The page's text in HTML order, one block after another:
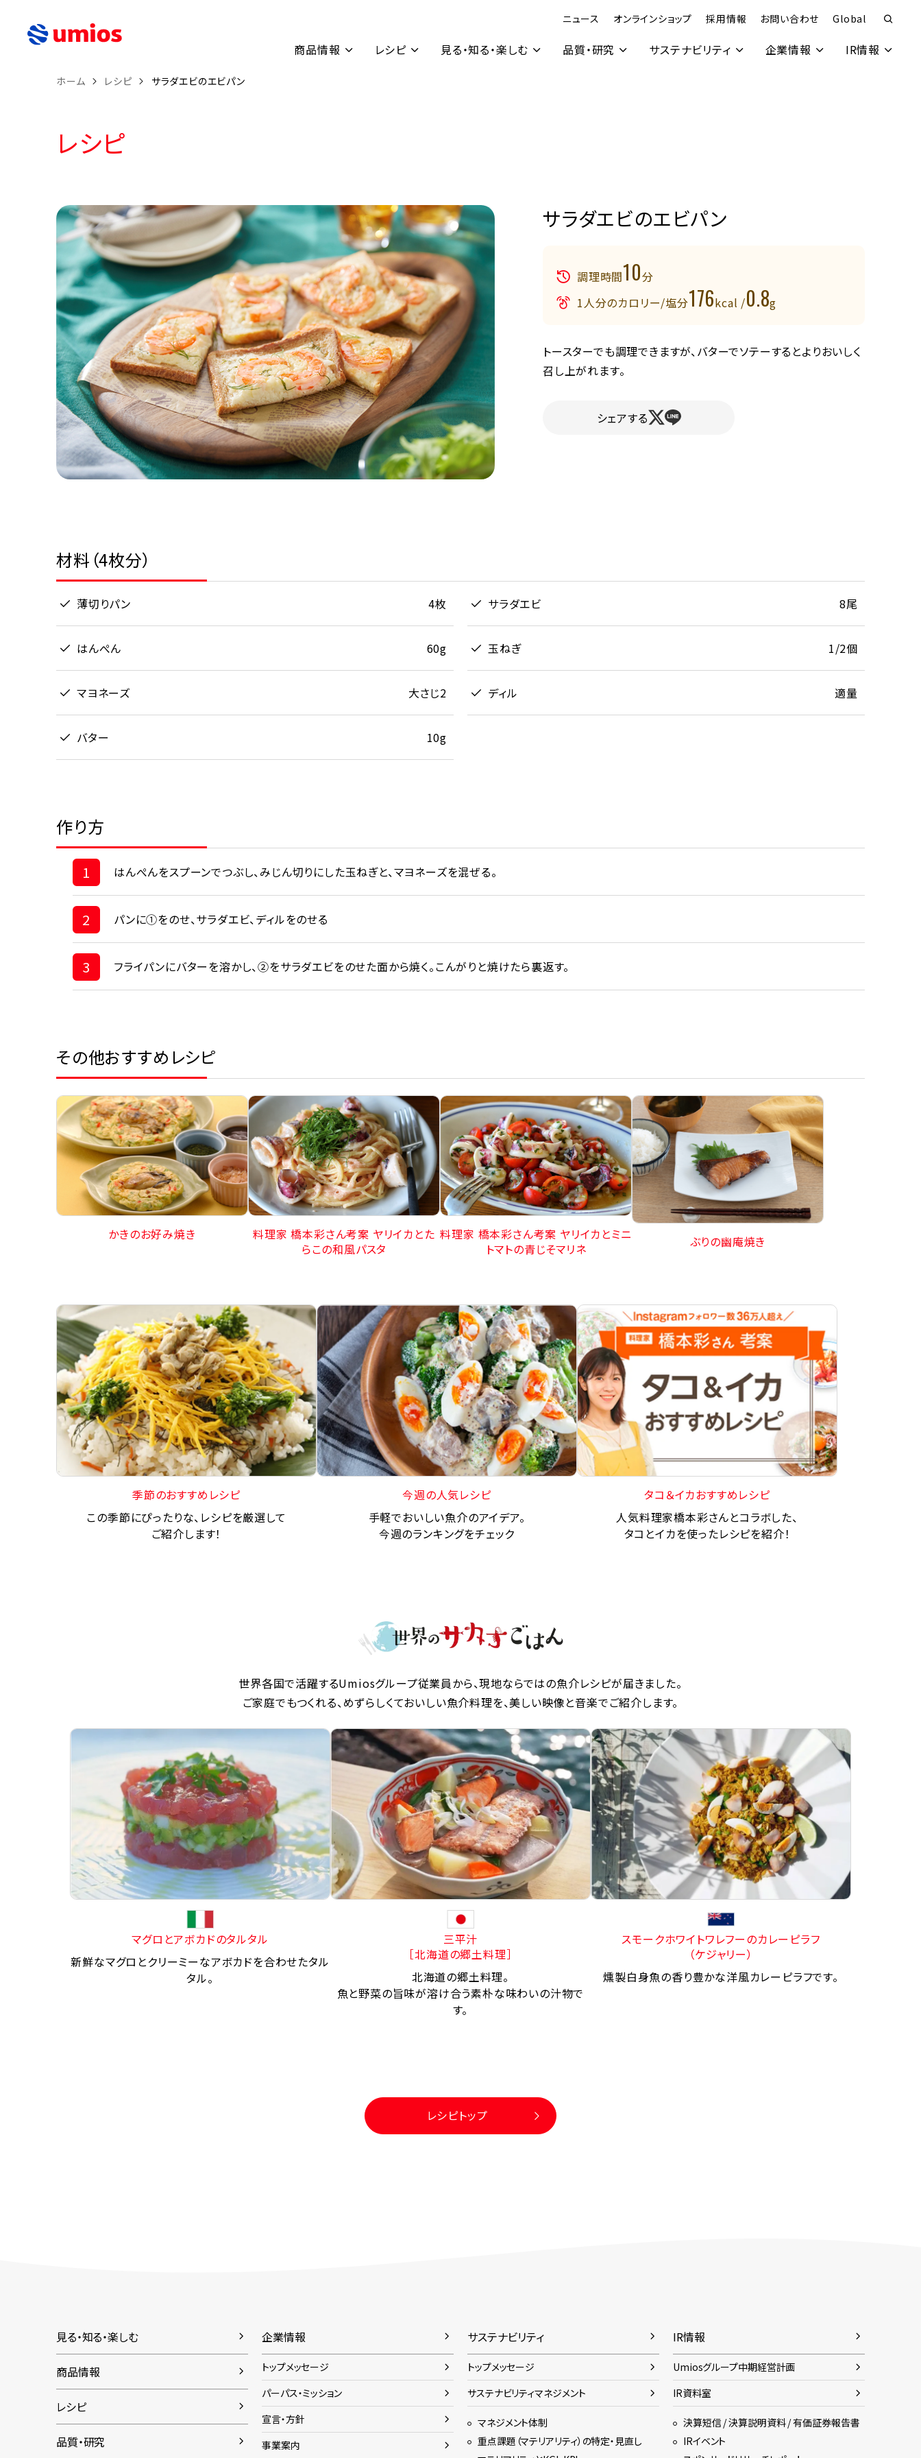
ニュース オンラインショップ 採用情報 お問い合わせ Global
商品情報 レシピ 見る・知る・楽しむ 品質・研究 サステナビリティ 企業情報 IR情報
ホーム レシピ サラダエビのエビパン
レシピ
サラダエビのエビパン
調理時間10分
1人分のカロリー/塩分176kcal /0.8g
トースターでも調理できますが、バターでソテーするとよりおいしく
召し上がれます。
シェアする
材料（4枚分）
薄切りパン 4枚 サラダエビ 8尾
はんぺん 60g 玉ねぎ 1/2個
マヨネーズ 大さじ2 ディル 適量
バター 10g
作り方
1 はんぺんをスプーンでつぶし、みじん切りにした玉ねぎと、マヨネーズを混ぜる。
2 パンに➀をのせ、サラダエビ、ディルをのせる
3 フライパンにバターを溶かし、②をサラダエビをのせた面から焼く。こんがりと焼けたら裏返す。
その他おすすめレシピ
かきのお好み焼き
料理家 橋本彩さん考案 ヤリイカとた
らこの和風パスタ
料理家 橋本彩さん考案 ヤリイカとミニ
トマトの青じそマリネ
ぶりの幽庵焼き
季節のおすすめレシピ
この季節にぴったりな、レシピを厳選して
ご紹介します！
今週の人気レシピ
手軽でおいしい魚介のアイデア。
今週のランキングをチェック
タコ＆イカおすすめレシピ
人気料理家橋本彩さんとコラボした、
タコとイカを使ったレシピを紹介！
世界各国で活躍するUmiosグループ従業員から、現地ならではの魚介レシピが届きました。
ご家庭でもつくれる、めずらしくておいしい魚介料理を、美しい映像と音楽でご紹介します。
マグロとアボカドのタルタル
新鮮なマグロとクリーミーなアボカドを合わせたタル
タル。
三平汁
［北海道の郷土料理］
北海道の郷土料理。
魚と野菜の旨味が溶け合う素朴な味わいの汁物で
す。
スモークホワイトワレフーのカレーピラフ
（ケジャリー）
燻製白身魚の香り豊かな洋風カレーピラフです。
レシピトップ
見る・知る・楽しむ
商品情報
レシピ
品質・研究
企業情報
トップメッセージ
パーパス・ミッション
宣言・方針
事業案内
サステナビリティ
トップメッセージ
サステナビリティマネジメント
マネジメント体制
重点課題（マテリアリティ）の特定・見直し
IR情報
Umiosグループ中期経営計画
IR資料室
決算短信 / 決算説明資料 / 有価証券報告書
IRイベント